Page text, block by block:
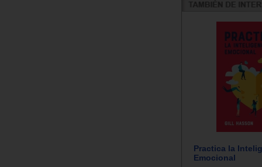
Practica la
Emocional